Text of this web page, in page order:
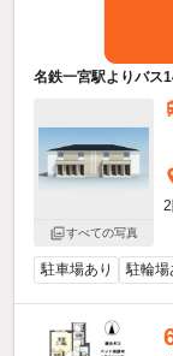
名鉄一宮駅よりバス
すべての写真
駐車場あり 駐輪場